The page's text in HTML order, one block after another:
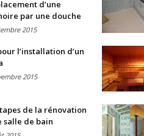
d’une
par une douche
2015
l’installation d’un
2015
de la rénovation
salle de bain